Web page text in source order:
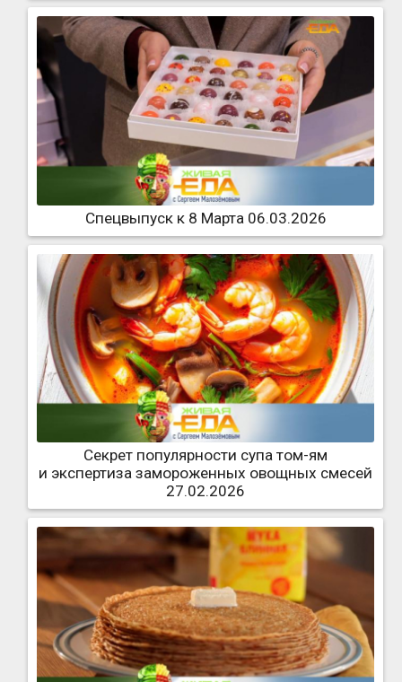
Спецвыпуск к 8 Марта 06.03.2026
Секрет популярности супа том-ям
и экспертиза замороженных овощных смесей
27.02.2026